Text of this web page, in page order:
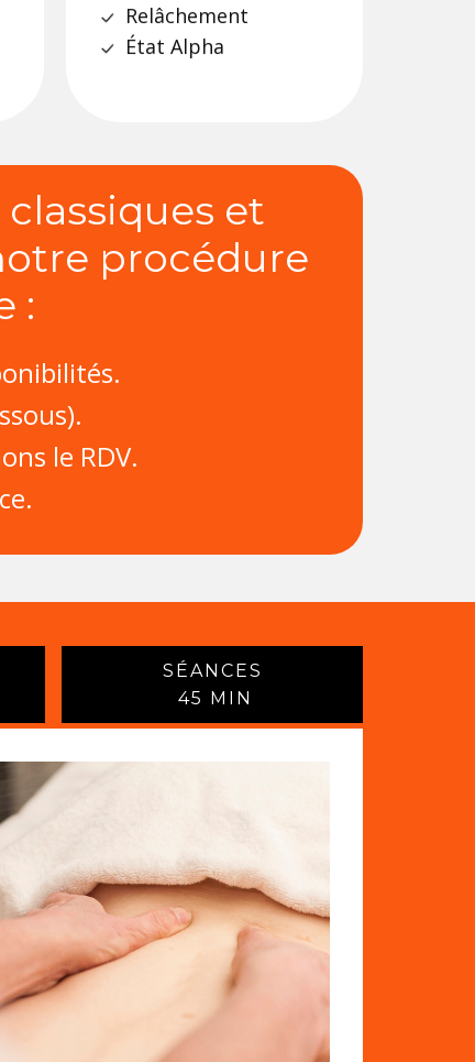
Relâchement
État Alpha
et
procédure
:
le RDV.
SÉANCES
45 MIN